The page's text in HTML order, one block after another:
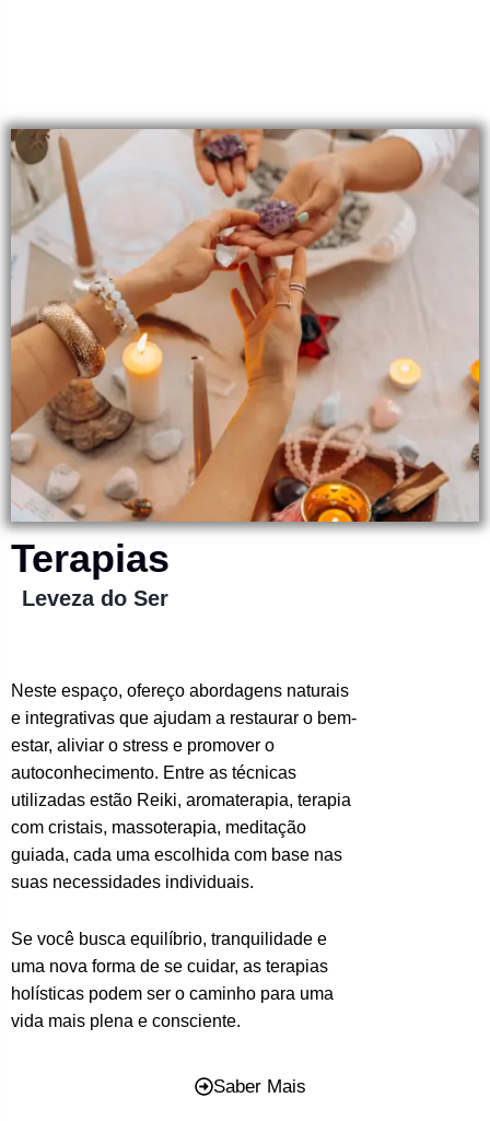
Terapias
Leveza do Ser
Neste espaço, ofereço abordagens naturais
e integrativas que ajudam a restaurar o bem-
estar, aliviar o stress e promover o
autoconhecimento. Entre as técnicas
utilizadas estão Reiki, aromaterapia, terapia
com cristais, massoterapia, meditação
guiada, cada uma escolhida com base nas
suas necessidades individuais.
Se você busca equilíbrio, tranquilidade e
uma nova forma de se cuidar, as terapias
holísticas podem ser o caminho para uma
vida mais plena e consciente.
Saber Mais